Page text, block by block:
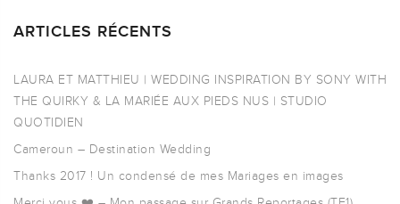
ARTICLES RÉCENTS
LAURA ET MATTHIEU | WEDDING INSPIRATION BY SONY WITH
THE QUIRKY & LA MARIÉE AUX PIEDS NUS | STUDIO
QUOTIDIEN
Cameroun – Destination Wedding
Thanks 2017 ! Un condensé de mes Mariages en images